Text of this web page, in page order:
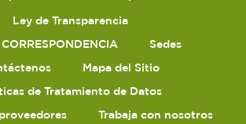
Ley de Transparencia
Sedes
Mapa del Sitio
de Tratamiento de Datos
Trabaja con nosotros